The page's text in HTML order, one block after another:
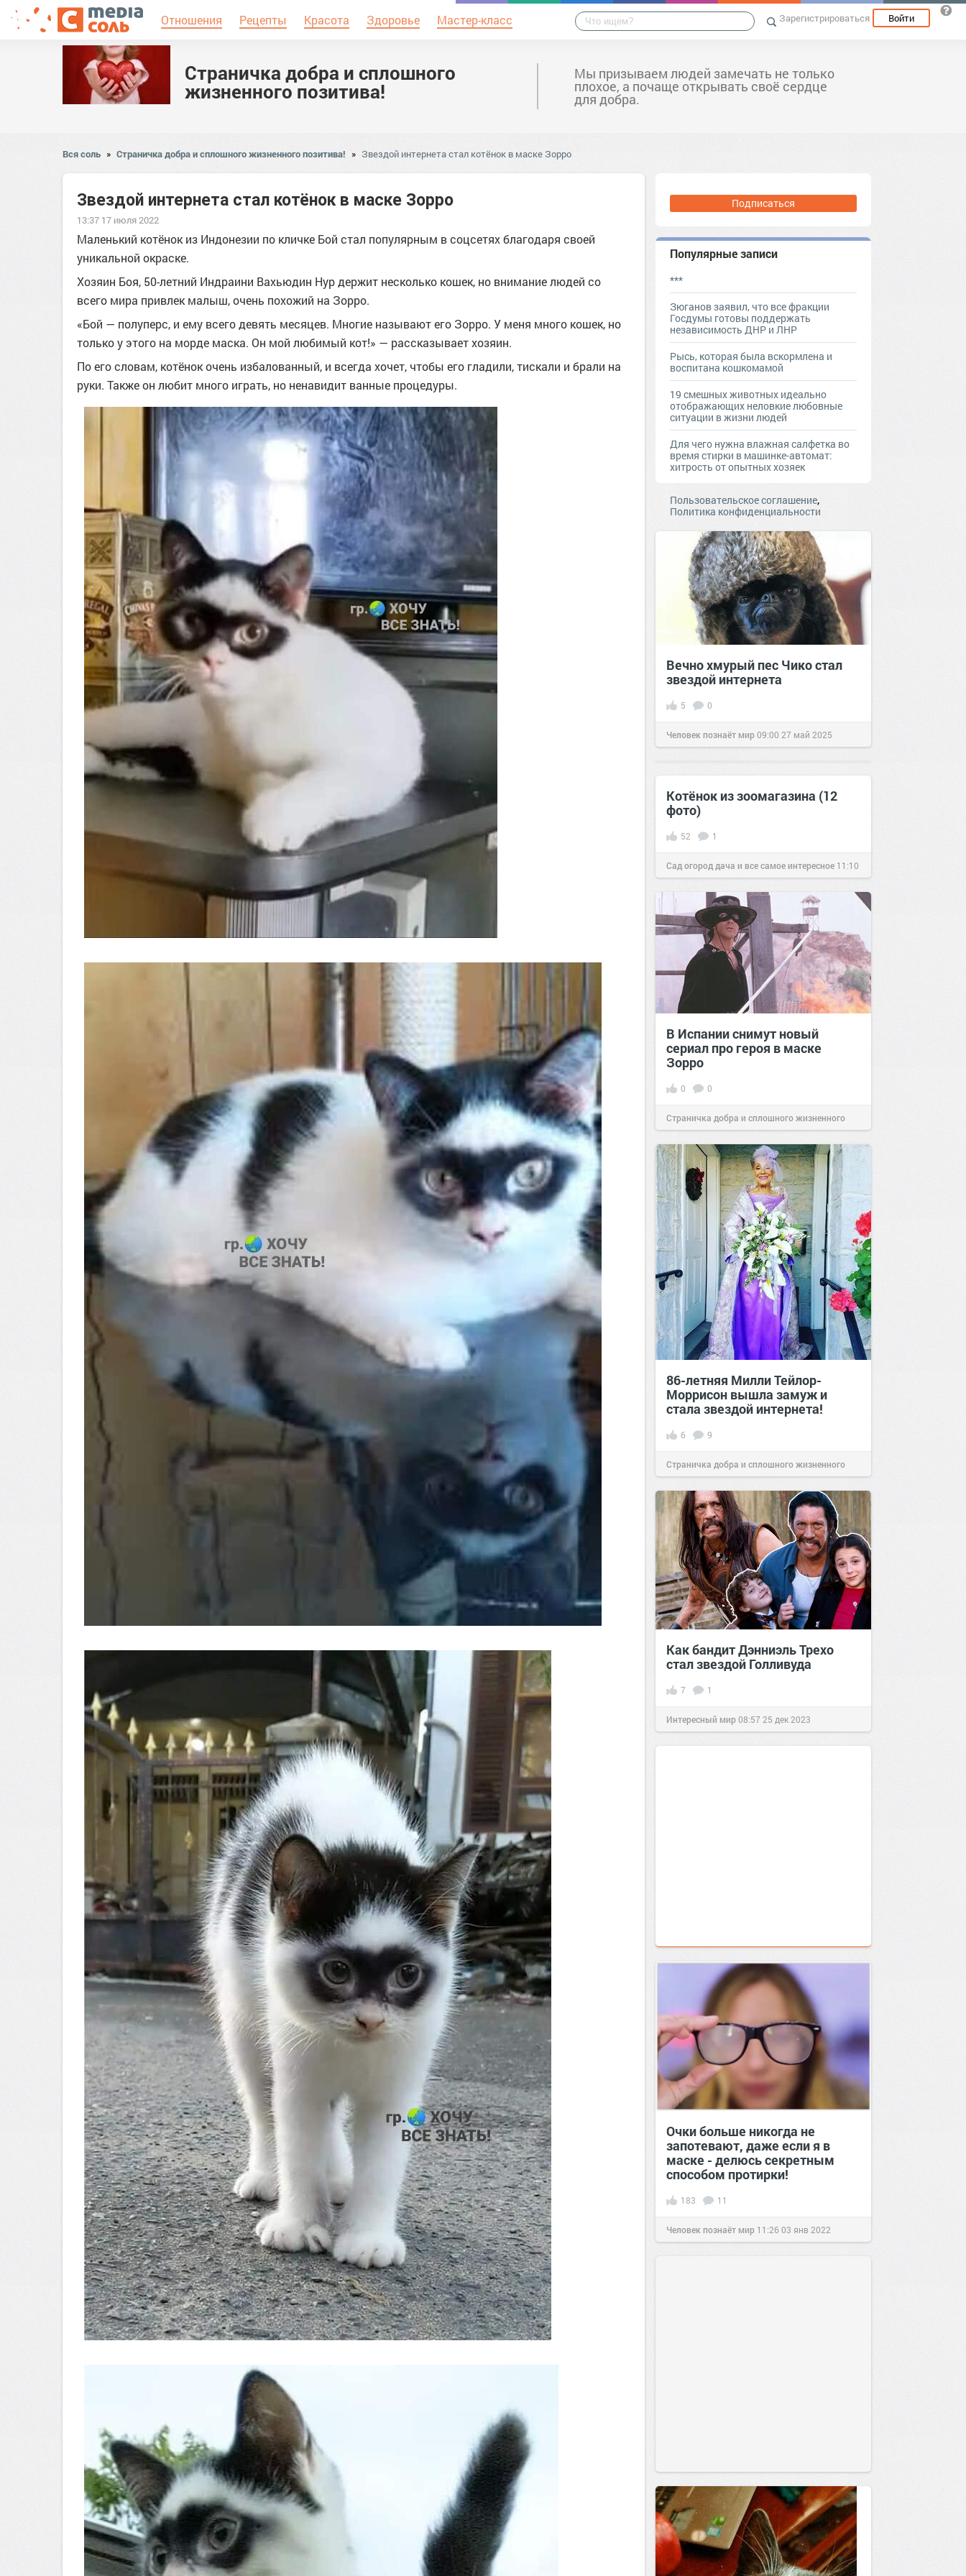
Отношения Рецепты Красота Здоровье Мастер-класс Зарегистрироваться Войти
Страничка добра и сплошного
жизненного позитива!
Мы призываем людей замечать не только
плохое, а почаще открывать своё сердце
для добра.
Вся соль » Страничка добра и сплошного жизненного позитива! » Звездой интернета стал котёнок в маске Зорро
Звездой интернета стал котёнок в маске Зорро
13:37 17 июля 2022
Маленький котёнок из Индонезии по кличке Бой стал популярным в соцсетях благодаря своей
уникальной окраске.
Хозяин Боя, 50-летний Индраини Вахьюдин Нур держит несколько кошек, но внимание людей со
всего мира привлек малыш, очень похожий на Зорро.
«Бой — полуперс, и ему всего девять месяцев. Многие называют его Зорро. У меня много кошек, но
только у этого на морде маска. Он мой любимый кот!» — рассказывает хозяин.
По его словам, котёнок очень избалованный, и всегда хочет, чтобы его гладили, тискали и брали на
руки. Также он любит много играть, но ненавидит ванные процедуры.
Подписаться
Популярные записи
***
Зюганов заявил, что все фракции
Госдумы готовы поддержать
независимость ДНР и ЛНР
Рысь, которая была вскормлена и
воспитана кошкомамой
19 смешных животных идеально
отображающих неловкие любовные
ситуации в жизни людей
Для чего нужна влажная салфетка во
время стирки в машинке-автомат:
хитрость от опытных хозяек
Пользовательское соглашение,
Политика конфиденциальности
Вечно хмурый пес Чико стал
звездой интернета
5 0
Человек познаёт мир09:00 27 май 2025
Котёнок из зоомагазина (12
фото)
52 1
Сад огород дача и все самое интересное 11:10
17 окт 2016
В Испании снимут новый
сериал про героя в маске
Зорро
0 0
Страничка добра и сплошного жизненного
позитива!19:5531 авг 2022
86-летняя Милли Тейлор-
Моррисон вышла замуж и
стала звездой интернета!
6 9
Страничка добра и сплошного жизненного
позитива!22:2131 янв 2024
Как бандит Дэнниэль Трехо
стал звездой Голливуда
7 1
Интересный мир08:57 25 дек 2023
Очки больше никогда не
запотевают, даже если я в
маске - делюсь секретным
способом протирки!
183 11
Человек познаёт мир 11:2603 янв 2022